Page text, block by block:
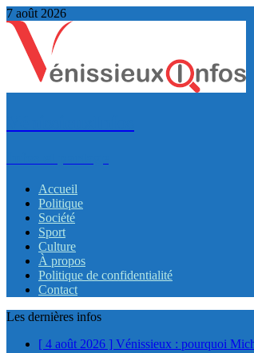
7 août 2026
Accueil
Politique
Société
Sport
Culture
À propos
Politique de confidentialité
Contact
Les dernières infos
[ 4 août 2026 ] Vénissieux : pourquoi